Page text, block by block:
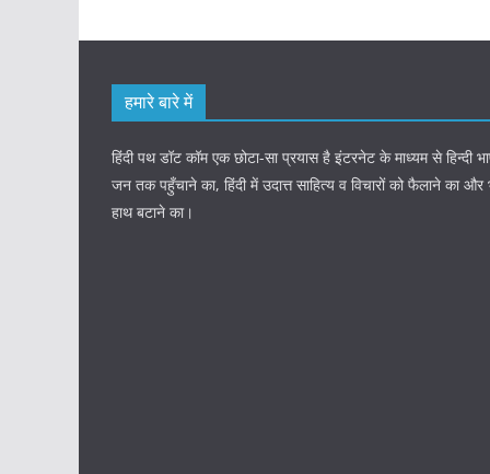
हमारे बारे में
हिंदी पथ डॉट कॉम एक छोटा-सा प्रयास है इंटरनेट के माध्यम से हिन्दी
जन तक पहुँचाने का, हिंदी में उदात्त साहित्य व विचारों को फैलाने का
हाथ बटाने का।